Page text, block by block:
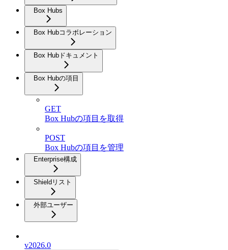
Box Hubs
Box Hubコラボレーション
Box Hubドキュメント
Box Hubの項目
GET
Box Hubの項目を取得
POST
Box Hubの項目を管理
Enterprise構成
Shieldリスト
外部ユーザー
v2026.0